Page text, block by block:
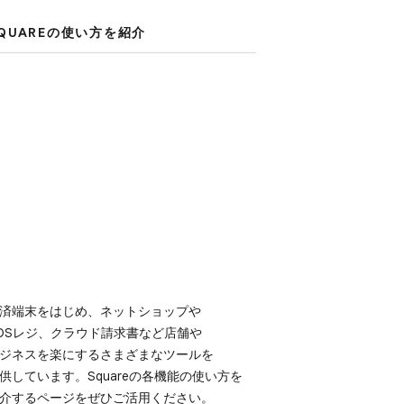
の​使い方を​紹介
端末を​はじめ、​ネットショップや​
レジ、​クラウド請求書など​店舗や​
ネスを​楽に​するさまざまな​ツールを​
しています。​Squareの​各機能の​使い方を​
する​ページを​ぜひご活用ください。